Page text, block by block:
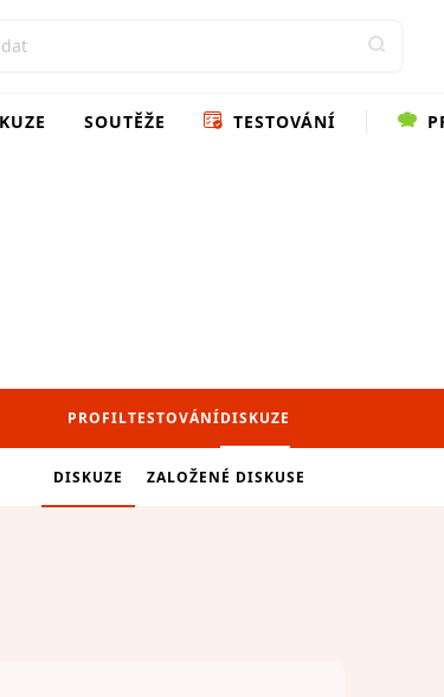
SOUTĚŽE TESTOVÁNÍ
PROFILTESTOVÁNÍDISKUZE
DISKUZE ZALOŽENÉ DISKUSE